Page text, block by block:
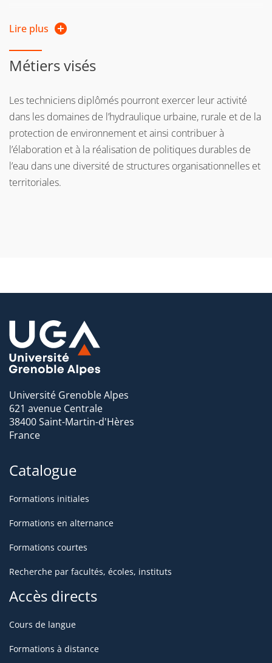
l'eau, de l'ONEMA et d'ONG oeuvrant à l'international
(pouvant évoluer vers un poste de chargé d'études
économiques)
Lire plus
Métiers visés
Les techniciens diplômés pourront exercer leur activité
dans les domaines de l’hydraulique urbaine, rurale et de la
protection de environnement et ainsi contribuer à
l’élaboration et à la réalisation de politiques durables de
l’eau dans une diversité de structures organisationnelles et
territoriales.
Université Grenoble Alpes
621 avenue Centrale
38400 Saint-Martin-d'Hères
France
Catalogue
Formations initiales
Formations en alternance
Formations courtes
Recherche par facultés, écoles, instituts
Accès directs
Cours de langue
Formations à distance